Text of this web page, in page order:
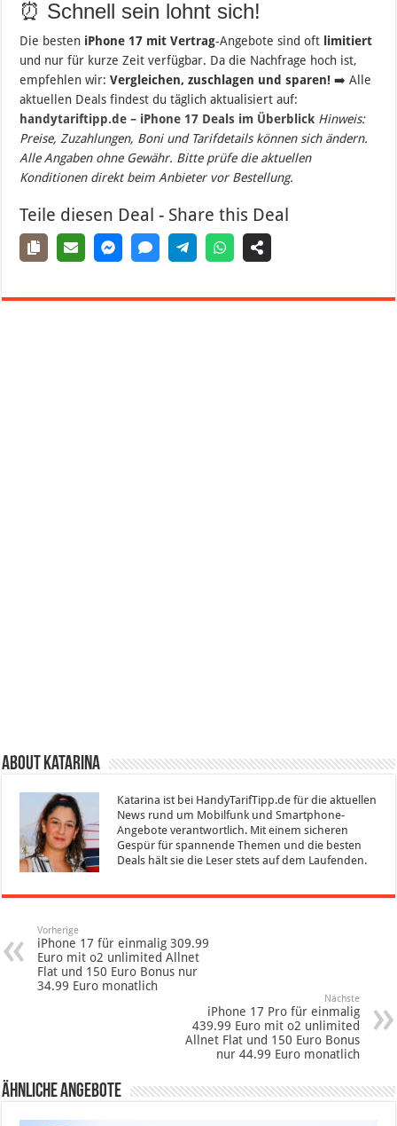
⏰ Schnell sein lohnt sich!
Die besten iPhone 17 mit Vertrag-Angebote sind oft limitiert
und nur für kurze Zeit verfügbar. Da die Nachfrage hoch ist,
empfehlen wir:Vergleichen, zuschlagen und sparen! ➡️ Alle
aktuellen Deals findest du täglich aktualisiert auf:
handytariftipp.de – iPhone 17 Deals im Überblick Hinweis:
Preise, Zuzahlungen, Boni und Tarifdetails können sich ändern.
Alle Angaben ohne Gewähr. Bitte prüfe die aktuellen
Konditionen direkt beim Anbieter vor Bestellung.
Teile diesen Deal - Share this Deal
About Katarina
Katarina ist bei HandyTarifTipp.de für die aktuellen
News rund um Mobilfunk und Smartphone-
Angebote verantwortlich. Mit einem sicheren
Gespür für spannende Themen und die besten
Deals hält sie die Leser stets auf dem Laufenden.
Vorherige
iPhone 17 für einmalig 309.99
Euro mit o2 unlimited Allnet
Flat und 150 Euro Bonus nur
34.99 Euro monatlich
Nächste
iPhone 17 Pro für einmalig
439.99 Euro mit o2 unlimited
Allnet Flat und 150 Euro Bonus
nur 44.99 Euro monatlich
Ähnliche Angebote